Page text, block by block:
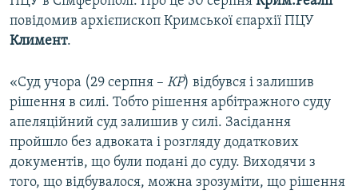
повідомив архієпископ Кримської єпархії ПЦУ
Климент.
«Суд учора (29 серпня – КР) відбувся і залишив
рішення в силі. Тобто рішення арбітражного суду
апеляційний суд залишив у силі. Засідання
пройшло без адвоката і розгляду додаткових
документів, що були подані до суду. Виходячи з
того, що відбувалося, можна зрозуміти, що рішення